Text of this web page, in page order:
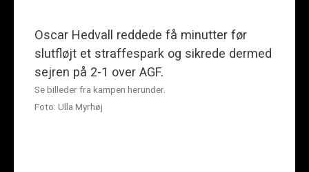
Oscar Hedvall reddede få minutter før
slutfløjt et straffespark og sikrede dermed
sejren på 2-1 over AGF.
Se billeder fra kampen herunder.
Foto: Ulla Myrhøj